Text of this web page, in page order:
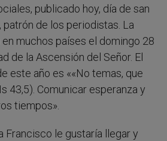
publicado hoy, día de san
patrón de los periodistas. La
muchos países el domingo 28
de la Ascensión del Señor. El
este año es ««No temas, que
43,5). Comunicar esperanza y
tiempos».
Francisco le gustaría llegar y